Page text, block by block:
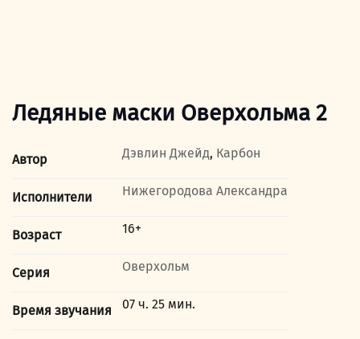
Ледяные маски Оверхольма 2
Автор Дэвлин Джейд, Карбон
Исполнители Нижегородова Александра
Возраст 16+
Серия Оверхольм
Время звучания 07 ч. 25 мин.